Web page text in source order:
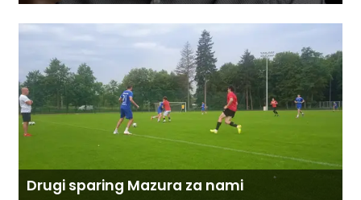
Drugi sparing Mazura za nami